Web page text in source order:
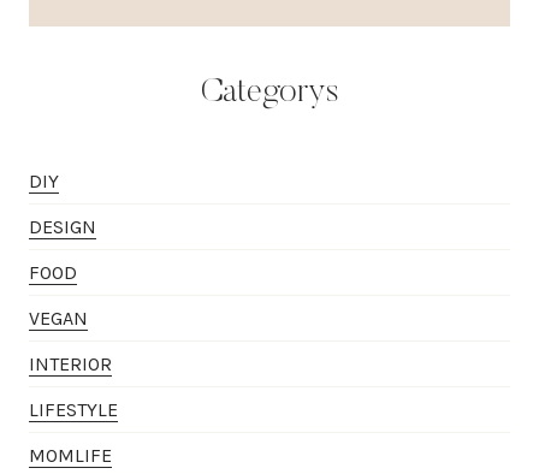
Categorys
DIY
DESIGN
FOOD
VEGAN
INTERIOR
LIFESTYLE
MOMLIFE